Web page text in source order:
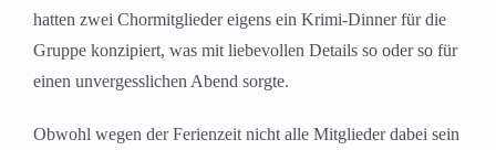
hatten zwei Chormitglieder eigens ein Krimi-Dinner für die
Gruppe konzipiert, was mit liebevollen Details so oder so für
einen unvergesslichen Abend sorgte.
Obwohl wegen der Ferienzeit nicht alle Mitglieder dabei sein